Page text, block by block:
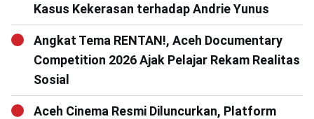
Kasus Kekerasan terhadap Andrie Yunus
Angkat Tema RENTAN!, Aceh Documentary
Competition 2026 Ajak Pelajar Rekam Realitas
Sosial
Aceh Cinema Resmi Diluncurkan, Platform